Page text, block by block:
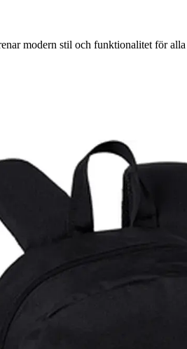
modern stil och funktionalitet för